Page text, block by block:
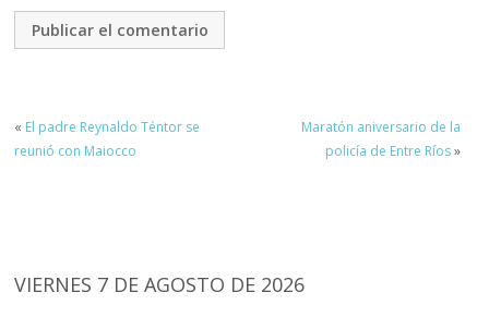
« El padre Reynaldo Téntor se
reunió con Maiocco
Maratón aniversario de la
policía de Entre Ríos»
VIERNES 7 DE AGOSTO DE 2026